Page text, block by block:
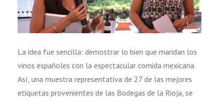
La idea fue sencilla: demostrar lo bien que maridan los
vinos españoles con la espectacular comida mexicana.
Así, una muestra representativa de 27 de las mejores
etiquetas provenientes de las Bodegas de la Rioja, se